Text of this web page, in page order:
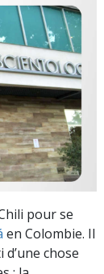
pour se
en Colombie. Il
chose